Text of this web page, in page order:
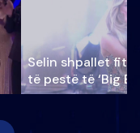
Selin shpallet
të pestë të ‘Big